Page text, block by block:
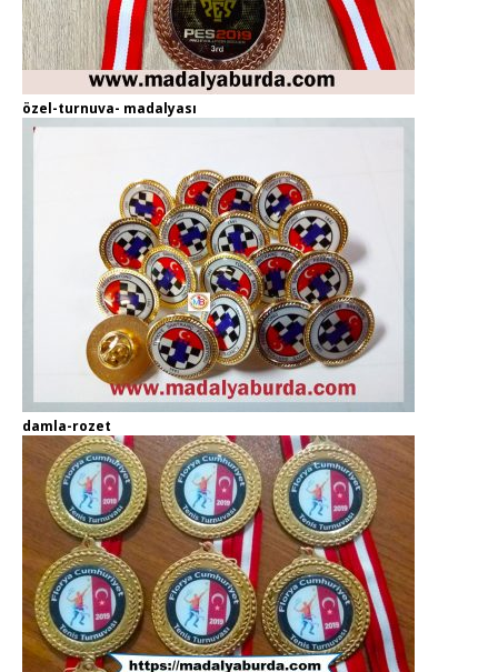
özel-turnuva- madalyası
damla-rozet